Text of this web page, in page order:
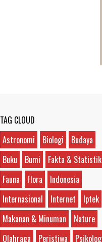
TAG CLOUD
Astronomi
Biologi
Budaya
Buku
Bumi
Fakta & Statistik
Fauna
Flora
Indonesia
Internasional
Internet
Iptek
Makanan & Minuman
Nature
Olahraga
Peristiwa